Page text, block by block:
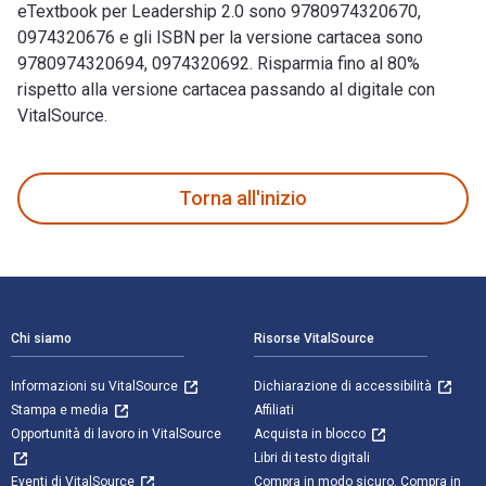
eTextbook per Leadership 2.0 sono 9780974320670,
0974320676 e gli ISBN per la versione cartacea sono
9780974320694, 0974320692. Risparmia fino al 80%
rispetto alla versione cartacea passando al digitale con
VitalSource.
Torna all'inizio
Chi siamo
Informazioni su VitalSource
Stampa e media
Opportunità di lavoro in VitalSource
Eventi di VitalSource
Risorse VitalSource
Dichiarazione di accessibilità
Affiliati
Acquista in blocco
Libri di testo digitali
Compra in modo sicuro. Compra in